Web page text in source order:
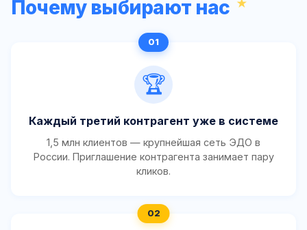
Почему выбирают нас
🏆
Каждый третий контрагент уже в системе
1,5 млн клиентов — крупнейшая сеть ЭДО в
России. Приглашение контрагента занимает пару
кликов.